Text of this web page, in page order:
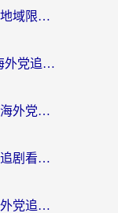
在海外听音乐用什么软件？别让地域限制断了你的华语歌单
芒果TV海外地区限制怎么办？海外党追剧看片的实用加速器选择指南
腾讯缓存的视频在国外能看吗？海外党追剧看片的终极解决方案
国外看不了咪咕直播吗？海外党追剧看片的加速器选择指南
国外能看中央电视台吗现在？海外党追剧看央视的实用指南